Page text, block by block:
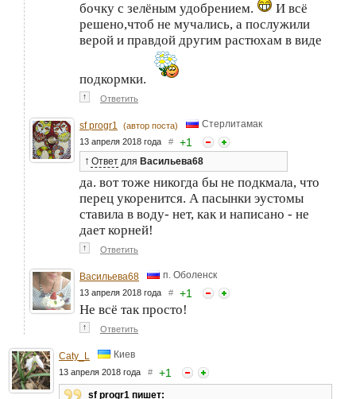
бочку с зелёным удобрением.
И всё
решено,чтоб не мучались, а послужили
верой и правдой другим растюхам в виде
подкормки.
↑ Ответить
sf progr1 (автор поста) Стерлитамак
13 апреля 2018 года # +1
↑ Ответ для Васильева68
да. вот тоже никогда бы не подкмала, что
перец укоренится. А пасынки эустомы
ставила в воду- нет, как и написано - не
дает корней!
↑ Ответить
Васильева68 п. Оболенск
13 апреля 2018 года # +1
Не всё так просто!
↑ Ответить
Caty_L Киев
13 апреля 2018 года # +1
sf progr1 пишет: